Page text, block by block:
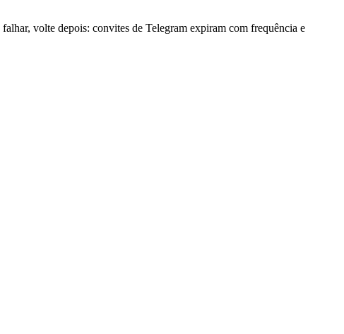
volte depois: convites de Telegram expiram com frequência e